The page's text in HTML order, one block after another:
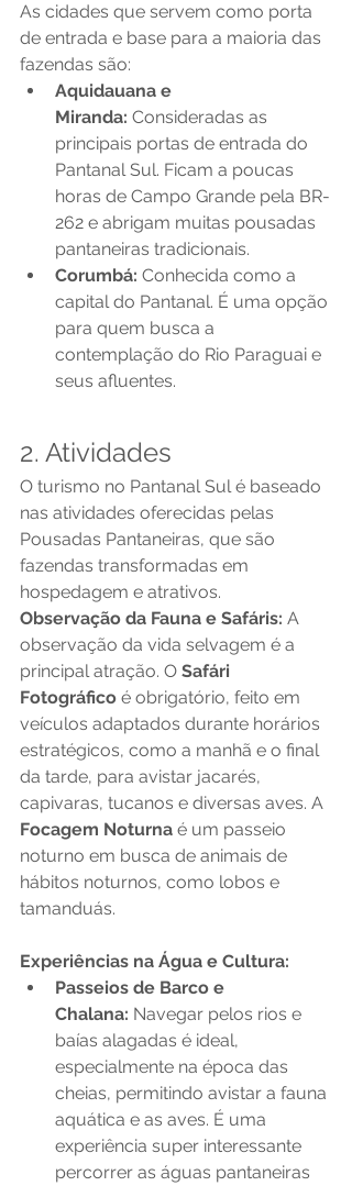
As cidades que servem como porta
de entrada e base para a maioria das
fazendas são:
Aquidauana e
Miranda: Consideradas as
principais portas de entrada do
Pantanal Sul. Ficam a poucas
horas de Campo Grande pela BR-
262 e abrigam muitas pousadas
pantaneiras tradicionais.
Corumbá: Conhecida como a
capital do Pantanal. É uma opção
para quem busca a
contemplação do Rio Paraguai e
seus afluentes.
2. Atividades
O turismo no Pantanal Sul é baseado
nas atividades oferecidas pelas
Pousadas Pantaneiras, que são
fazendas transformadas em
hospedagem e atrativos.
Observação da Fauna e Safáris: A
observação da vida selvagem é a
principal atração. O Safári
Fotográfico é obrigatório, feito em
veículos adaptados durante horários
estratégicos, como a manhã e o final
da tarde, para avistar jacarés,
capivaras, tucanos e diversas aves. A
Focagem Noturna é um passeio
noturno em busca de animais de
hábitos noturnos, como lobos e
tamanduás.
Experiências na Água e Cultura:
Passeios de Barco e
Chalana: Navegar pelos rios e
baías alagadas é ideal,
especialmente na época das
cheias, permitindo avistar a fauna
aquática e as aves. É uma
experiência super interessante
percorrer as águas pantaneiras